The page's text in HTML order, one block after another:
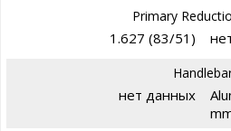
Primary
1.627 (83/51)
нет данных